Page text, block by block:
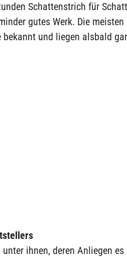
Schattenstrich für
gutes Werk. Die
und liegen alsbald
ihnen, deren Anliegen